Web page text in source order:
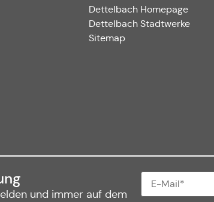
Dettelbach Homepage
Dettelbach Stadtwerke
Sitemap
und immer auf dem